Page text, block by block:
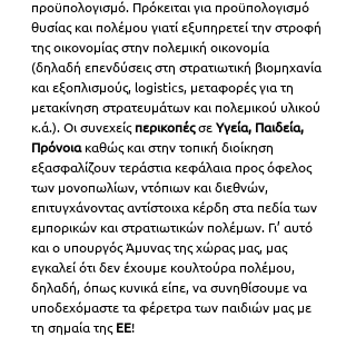
προϋπολογισμό. Πρόκειται για προϋπολογισμό
θυσίας και πολέμου γιατί εξυπηρετεί την στροφή
της οικονομίας στην πολεμική οικονομία
(δηλαδή επενδύσεις στη στρατιωτική βιομηχανία
και εξοπλισμούς, logistics, μεταφορές για τη
μετακίνηση στρατευμάτων και πολεμικού υλικού
κ.ά.). Οι συνεχείς περικοπές σε Υγεία, Παιδεία,
Πρόνοια καθώς και στην τοπική διοίκηση
εξασφαλίζουν τεράστια κεφάλαια προς όφελος
των μονοπωλίων, ντόπιων και διεθνών,
επιτυγχάνοντας αντίστοιχα κέρδη στα πεδία των
εμπορικών και στρατιωτικών πολέμων. Γι’ αυτό
και ο υπουργός Άμυνας της χώρας μας, μας
εγκαλεί ότι δεν έχουμε κουλτούρα πολέμου,
δηλαδή, όπως κυνικά είπε, να συνηθίσουμε να
υποδεχόμαστε τα φέρετρα των παιδιών μας με
τη σημαία της ΕΕ!